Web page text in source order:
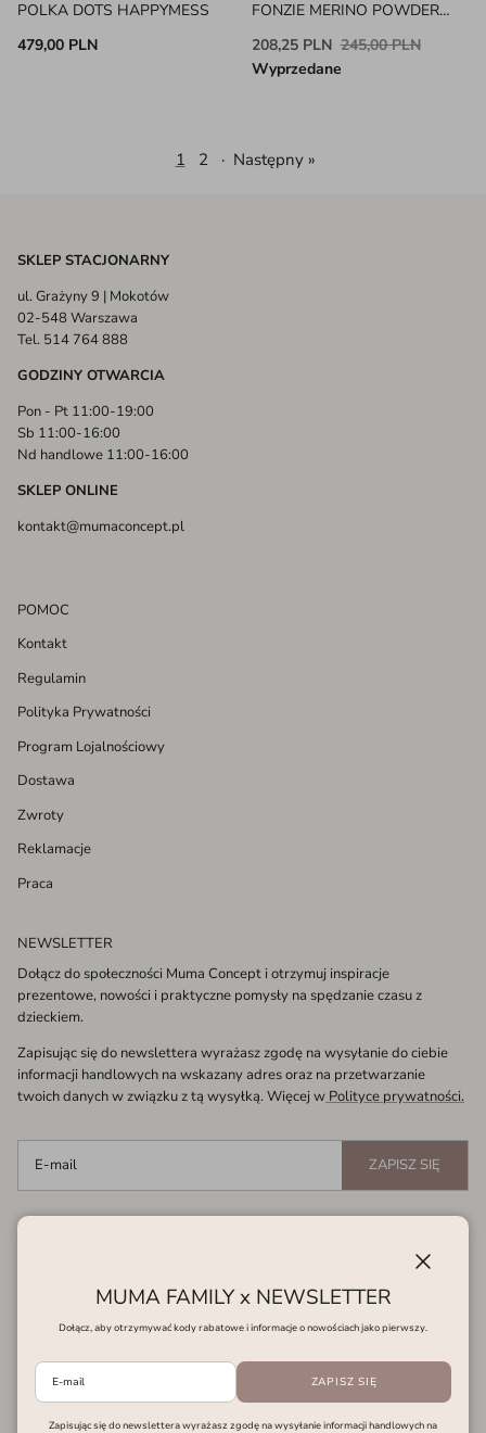
POLKA DOTS HAPPYMESS
479,00 PLN
FONZIE MERINO POWDER
HVID
208,25 PLN 245,00 PLN
Wyprzedane
1 2 · Następny »
SKLEP STACJONARNY
ul. Grażyny 9 | Mokotów
02-548 Warszawa
Tel. 514 764 888
GODZINY OTWARCIA
Pon - Pt 11:00-19:00
Sb 11:00-16:00
Nd handlowe 11:00-16:00
SKLEP ONLINE
kontakt@mumaconcept.pl
POMOC
Kontakt
Regulamin
Polityka Prywatności
Program Lojalnościowy
Dostawa
Zwroty
Reklamacje
Praca
NEWSLETTER
Dołącz do społeczności Muma Concept i otrzymuj inspiracje
prezentowe, nowości i praktyczne pomysły na spędzanie czasu z
dzieckiem.
Zapisując się do newslettera wyrażasz zgodę na wysyłanie do ciebie
informacji handlowych na wskazany adres oraz na przetwarzanie
twoich danych w związku z tą wysyłką. Więcej w Polityce prywatności.
ZAPISZ SIĘ
MUMA FAMILY x NEWSLETTER
Dołącz, aby otrzymywać kody rabatowe i informacje o nowościach jako pierwszy.
ZAPISZ SIĘ
Zapisując się do newslettera wyrażasz zgodę na wysyłanie informacji handlowych na